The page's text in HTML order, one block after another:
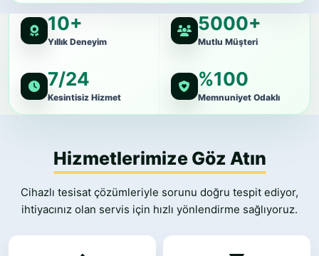
10+
Yıllık Deneyim
5000+
Mutlu Müşteri
7/24
Kesintisiz Hizmet
%100
Memnuniyet Odaklı
Hizmetlerimize Göz Atın
Cihazlı tesisat çözümleriyle sorunu doğru tespit ediyor,
ihtiyacınız olan servis için hızlı yönlendirme sağlıyoruz.